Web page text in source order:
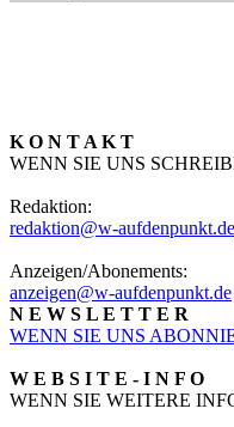
K O N T A K T
WENN SIE UNS
Redaktion:
redaktion@w-aufdenpunkt.de
Anzeigen/Abonements:
anzeigen@w-aufdenpunkt.de
N E W S L E T T E R
WENN SIE UNS
W E B S I T E - I N F O
WENN SIE WEITERE